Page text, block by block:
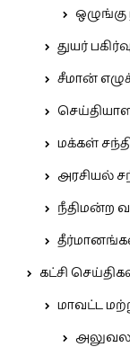
துயர்
சீமான்
மக்கள்
அரசியல்
நீதிமன்ற
கட்சி
மாவட்ட